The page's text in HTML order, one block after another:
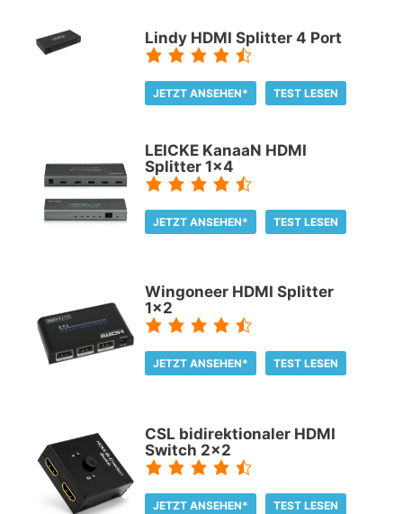
Lindy HDMI Splitter 4 Port
JETZT ANSEHEN* TEST LESEN
LEICKE KanaaN HDMI
Splitter 1x4
JETZT ANSEHEN* TEST LESEN
Wingoneer HDMI Splitter
1x2
JETZT ANSEHEN* TEST LESEN
CSL bidirektionaler HDMI
Switch 2x2
JETZT ANSEHEN* TEST LESEN